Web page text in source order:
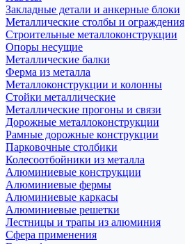
Закладные детали и анкерные блоки
Металлические столбы и ограждения
Строительные металлоконструкции
Опоры несущие
Металлические балки
Ферма из металла
Металлоконструкции и колонны
Стойки металлические
Металлические прогоны и связи
Дорожные металлоконструкции
Рамные дорожные конструкции
Парковочные столбики
Колесоотбойники из металла
Алюминиевые конструкции
Алюминиевые фермы
Алюминиевые каркасы
Алюминиевые решетки
Лестницы и трапы из алюминия
Сфера применения